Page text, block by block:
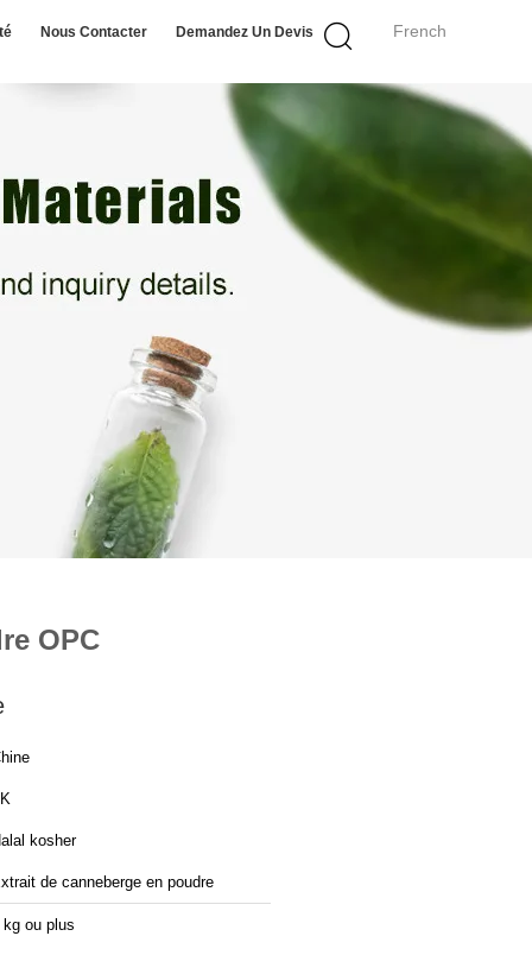
French
Nous Contacter Demandez Un Devis
OPC
kosher
de canneberge en poudre
kg ou plus